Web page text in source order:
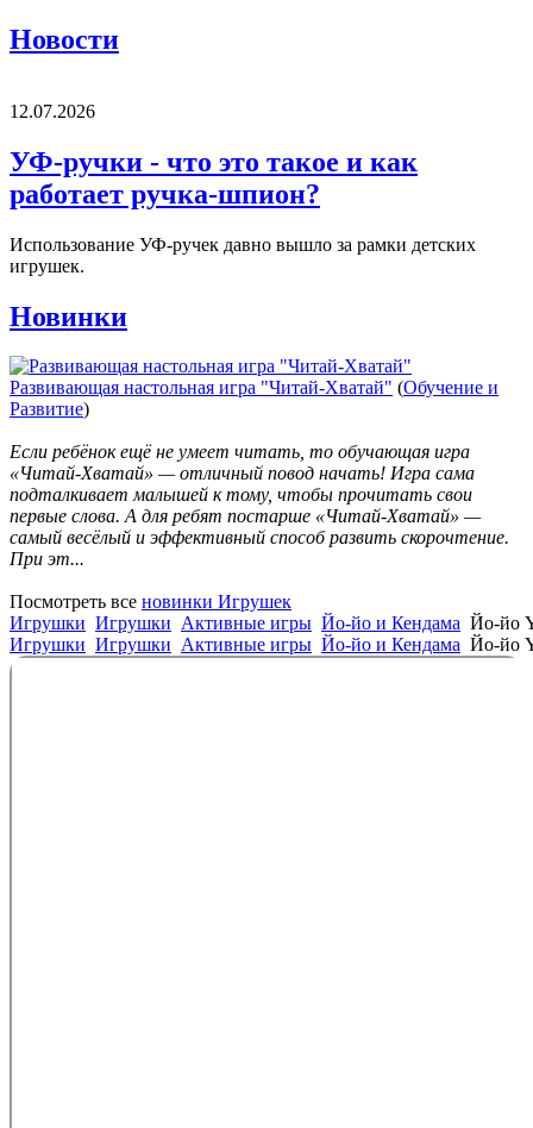
Новости
12.07.2026
УФ-ручки - что это такое и как
работает ручка-шпион?
Использование УФ-ручек давно вышло за рамки детских
игрушек.
Новинки
Развивающая настольная игра "Читай-Хватай" (Обучение и
Развитие)
Если ребёнок ещё не умеет читать, то обучающая игра
«Читай-Хватай» — отличный повод начать! Игра сама
подталкивает малышей к тому, чтобы прочитать свои
первые слова. А для ребят постарше «Читай-Хватай» —
самый весёлый и эффективный способ развить скорочтение.
При эт...
Посмотреть все новинки Игрушек
Игрушки Игрушки Активные игры Йо-йо и Кендама Йо-йо
Игрушки Игрушки Активные игры Йо-йо и Кендама Йо-йо